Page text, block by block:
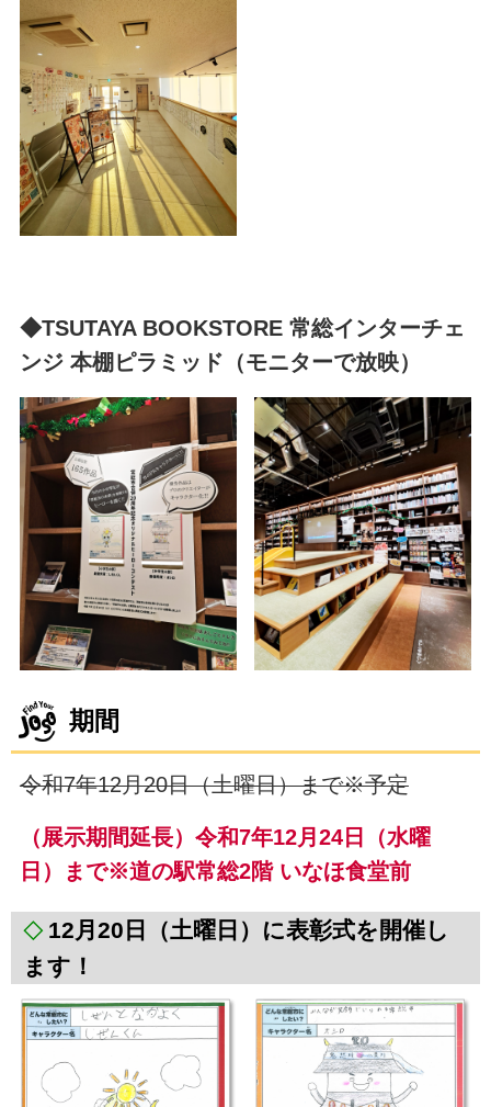
◆TSUTAYA BOOKSTORE 常総インターチェ
ンジ 本棚ピラミッド（モニターで放映）
期間
令和7年12月20日（土曜日）まで※予定
（展示期間延長）令和7年12月24日（水曜
日）まで※道の駅常総2階 いなほ食堂前
◇ 12月20日（土曜日）に表彰式を開催し
ます！